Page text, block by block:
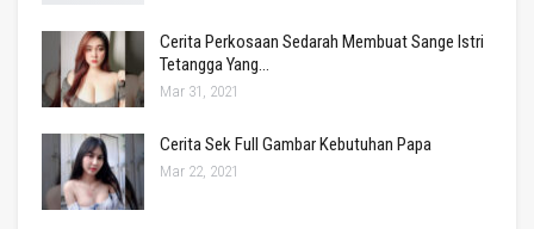
Cerita Perkosaan Sedarah Membuat Sange Istri
Tetangga Yang…
Mar 31, 2021
Cerita Sek Full Gambar Kebutuhan Papa
Mar 22, 2021